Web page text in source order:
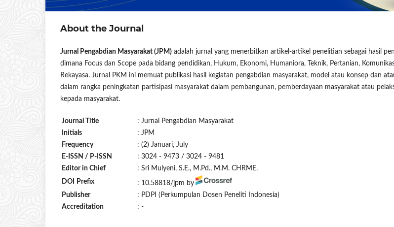
About the Journal
Jurnal Pengabdian Masyarakat (JPM) adalah jurnal yang menerbitkan artikel-artikel penelitian sebagai hasil
dimana Focus dan Scope pada bidang pendidikan, Hukum, Ekonomi, Humaniora, Teknik, Pertanian,
Rekayasa. Jurnal PKM ini memuat publikasi hasil kegiatan pengabdian masyarakat, model atau konsep dan
dalam rangka peningkatan partisipasi masyarakat dalam pembangunan, pemberdayaan masyarakat atau
kepada masyarakat.
Journal Title
: Jurnal Pengabdian Masyarakat
Initials
: JPM
Frequency
: (2) Januari, July
E-ISSN / P-ISSN
: 3024 - 9473 / 3024 - 9481
Editor in Chief
: Sri Mulyeni, S.E., M.Pd., M.M. CHRME.
DOI
Prefix
: 10.58818/jpm by
Publisher
: PDPI (Perkumpulan Dosen Peneliti Indonesia)
Accreditation
: -